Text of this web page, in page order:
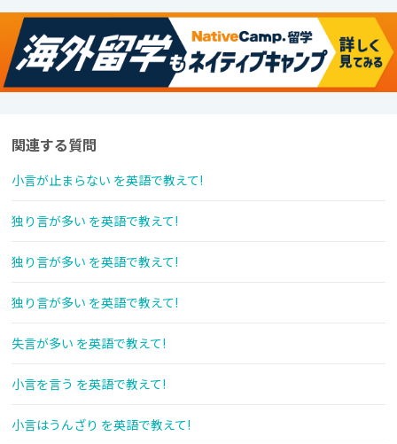
関連する質問
小言が止まらない を英語で教えて!
独り言が多い を英語で教えて!
独り言が多い を英語で教えて!
独り言が多い を英語で教えて!
失言が多い を英語で教えて!
小言を言う を英語で教えて!
小言はうんざり を英語で教えて!